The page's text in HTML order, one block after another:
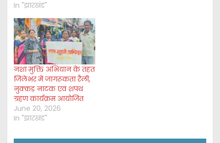
In "झारखंड"
नशा मुक्ति अभियान के तहत
जिलेभर में जागरूकता रैली,
नुक्कड़ नाटक एवं शपथ
ग्रहण कार्यक्रम आयोजित
June 20, 2026
In "झारखंड"